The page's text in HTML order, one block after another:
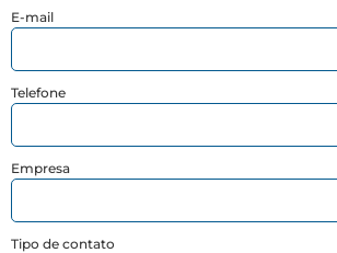
E-mail
Telefone
Empresa
Tipo de contato